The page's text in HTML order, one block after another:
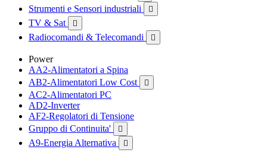
Strumenti e Sensori industriali 
TV & Sat 
Radiocomandi & Telecomandi 
Power
AA2-Alimentatori a Spina
AB2-Alimentatori Low Cost

AC2-Alimentatori PC
AD2-Inverter
AF2-Regolatori di Tensione
Gruppo di Continuita'

A9-Energia Alternativa 